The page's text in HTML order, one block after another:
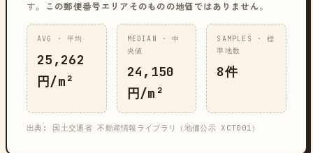
す。
この郵便番号エリアそのものの地価ではありません。
AVG · 平均
25,262
円/m²
MEDIAN · 中
央値
24,150
円/m²
SAMPLES · 標
準地数
8件
出典: 国土交通省 不動産情報ライブラリ（地価公示 XCT001）